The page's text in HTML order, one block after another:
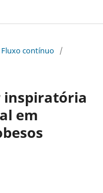
Fluxo contínuo /
inspiratória
em